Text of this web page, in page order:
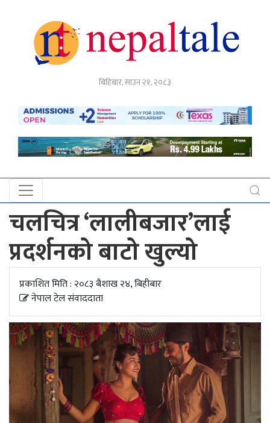
बिहिबार, साउन २१, २०८३
अर्थ
नेपाल
प्रदेश
खबर
अन्तर्राष्ट्रिय
युके
अपडेट
खेलकुद
स्वास्थ्य/
जिबनशैली
चलचित्र ‘लालीबजार’लाई
प्रदर्शनको बाटो खुल्यो
प्रकाशित मिति : २०८३ बैशाख २४, बिहीबार
नेपाल टेल संवाददाता